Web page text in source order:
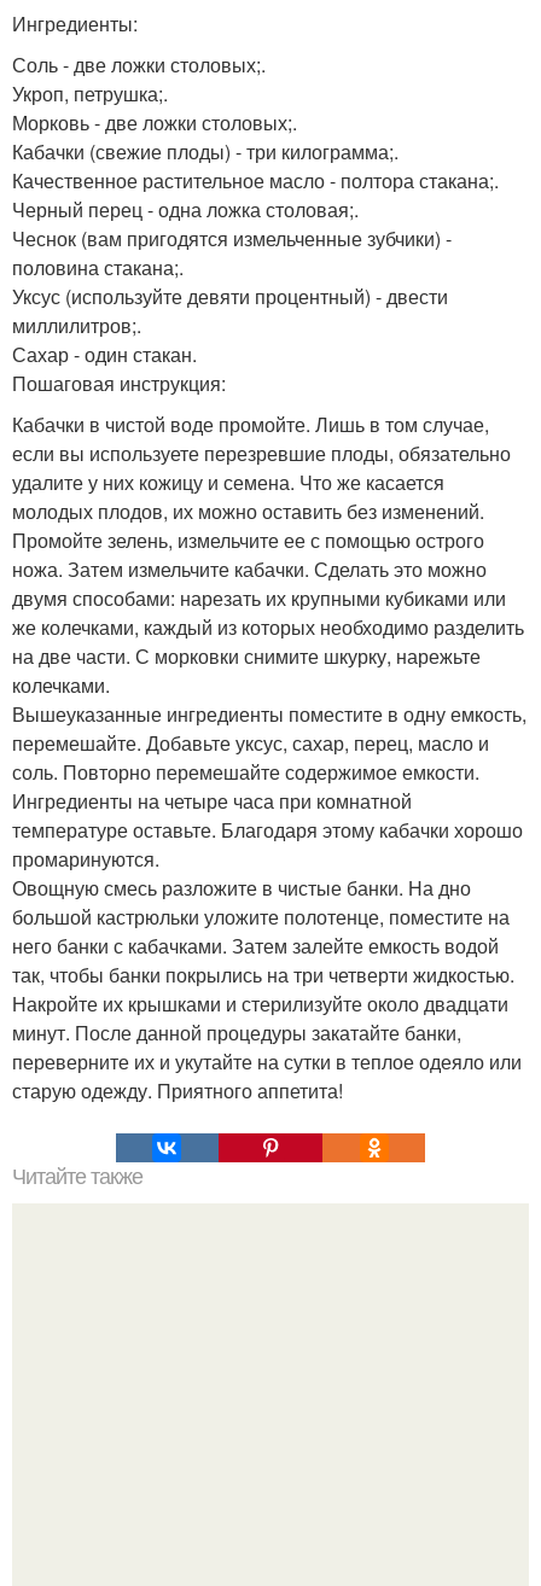
Ингредиенты:
Соль - две ложки столовых;.
Укроп, петрушка;.
Морковь - две ложки столовых;.
Кабачки (свежие плоды) - три килограмма;.
Качественное растительное масло - полтора стакана;.
Черный перец - одна ложка столовая;.
Чеснок (вам пригодятся измельченные зубчики) -
половина стакана;.
Уксус (используйте девяти процентный) - двести
миллилитров;.
Сахар - один стакан.
Пошаговая инструкция:
Кабачки в чистой воде промойте. Лишь в том случае,
если вы используете перезревшие плоды, обязательно
удалите у них кожицу и семена. Что же касается
молодых плодов, их можно оставить без изменений.
Промойте зелень, измельчите ее с помощью острого
ножа. Затем измельчите кабачки. Сделать это можно
двумя способами: нарезать их крупными кубиками или
же колечками, каждый из которых необходимо разделить
на две части. С морковки снимите шкурку, нарежьте
колечками.
Вышеуказанные ингредиенты поместите в одну емкость,
перемешайте. Добавьте уксус, сахар, перец, масло и
соль. Повторно перемешайте содержимое емкости.
Ингредиенты на четыре часа при комнатной
температуре оставьте. Благодаря этому кабачки хорошо
промаринуются.
Овощную смесь разложите в чистые банки. На дно
большой кастрюльки уложите полотенце, поместите на
него банки с кабачками. Затем залейте емкость водой
так, чтобы банки покрылись на три четверти жидкостью.
Накройте их крышками и стерилизуйте около двадцати
минут. После данной процедуры закатайте банки,
переверните их и укутайте на сутки в теплое одеяло или
старую одежду. Приятного аппетита!
Читайте также